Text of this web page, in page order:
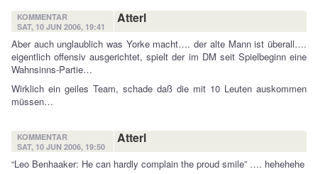
KOMMENTAR
SAT, 10 JUN 2006, 19:41
Atterl
Aber auch unglaublich was Yorke macht…. der alte Mann ist überall….
eigentlich offensiv ausgerichtet, spielt der im DM seit Spielbeginn eine
Wahnsinns-Partie…
Wirklich ein geiles Team, schade daß die mit 10 Leuten auskommen
müssen…
KOMMENTAR
SAT, 10 JUN 2006, 19:50
Atterl
“Leo Benhaaker: He can hardly complain the proud smile” …. hehehehe